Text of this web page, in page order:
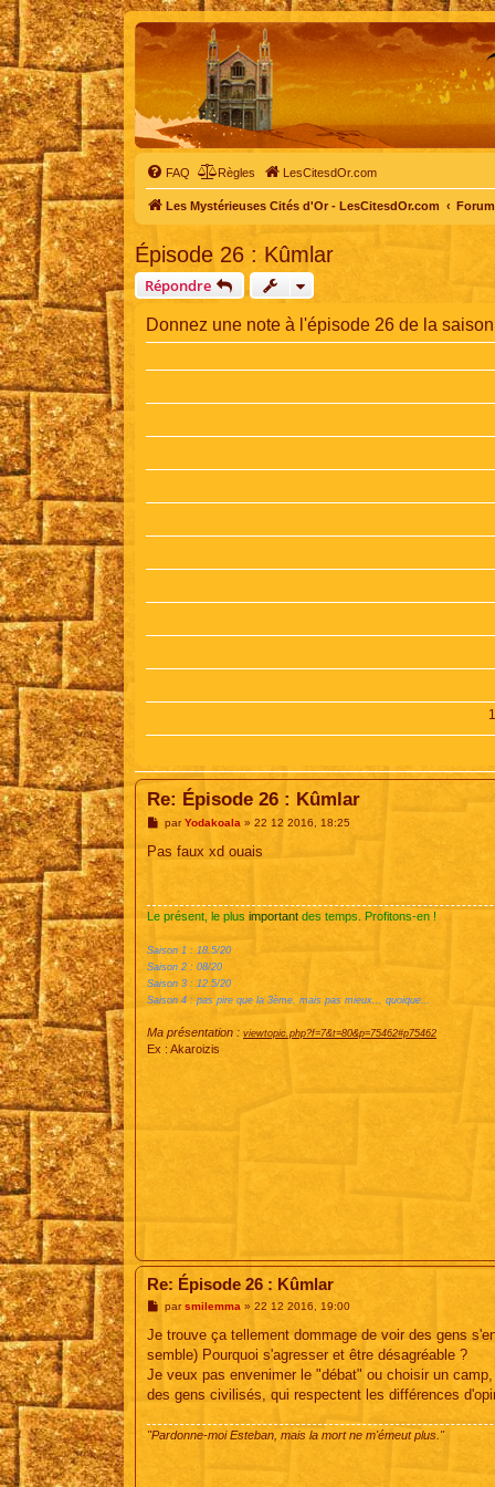
FAQ Règles LesCitesdOr.com
Les Mystérieuses Cités d'Or - LesCitesdOr.com
Épisode 26 : Kûmlar
Répondre
Donnez une note à l'épisode 26 de la
Re: Épisode 26 : Kûmlar
M
s
par Yodakoala » 22 12 2016, 18:25
Pas faux xd ouais
Le présent, le plus important des temps. Profitons-en !
Saison 1 : 18.5/20
Saison 2 : 08/20
Saison 3 : 12.5/20
Saison 4 : pas pire que la 3ème, mais pas mieux... quoique...
Ma présentation : viewtopic.php?f=7&t=80&p=75462#p75462
Ex : Akaroizis
Re: Épisode 26 : Kûmlar
M
s
a
g
parsmilemma » 22 12 2016, 19:00
Je trouve ça tellement dommage de voir des gens
semble) Pourquoi s'agresser et être désagréable ?
Je veux pas envenimer le "débat" ou choisir un
des gens civilisés, qui respectent les différences
"Pardonne-moi Esteban, mais la mort ne m'émeut plus."